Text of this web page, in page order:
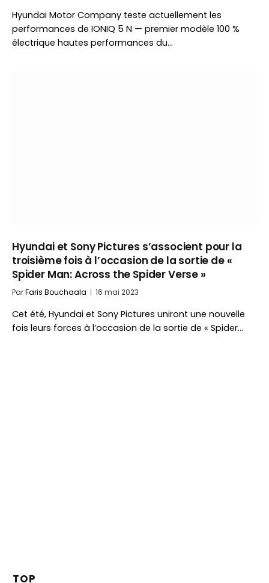
Hyundai Motor Company teste actuellement les
performances de IONIQ 5 N — premier modèle 100 %
électrique hautes performances du…
Hyundai et Sony Pictures s’associent pour la
troisième fois à l’occasion de la sortie de «
Spider Man: Across the Spider Verse »
ParFaris Bouchaala 16 mai 2023
Cet été, Hyundai et Sony Pictures uniront une nouvelle
fois leurs forces à l’occasion de la sortie de « Spider…
TOP